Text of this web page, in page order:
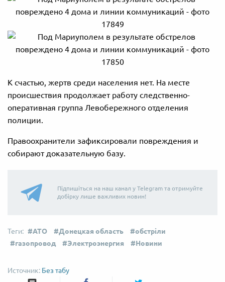
К счастью, жертв среди населения нет. На месте
происшествия продолжает работу следственно-
оперативная группа Левобережного отделения
полиции.
Правоохранители зафиксировали повреждения и
собирают доказательную базу.
Підпишіться на наш канал у Telegram та отримуйте
добірку лише важливих новин!
АТО Донецкая область
обстріли
газопровод
Электроэнергия Новини
Без табу